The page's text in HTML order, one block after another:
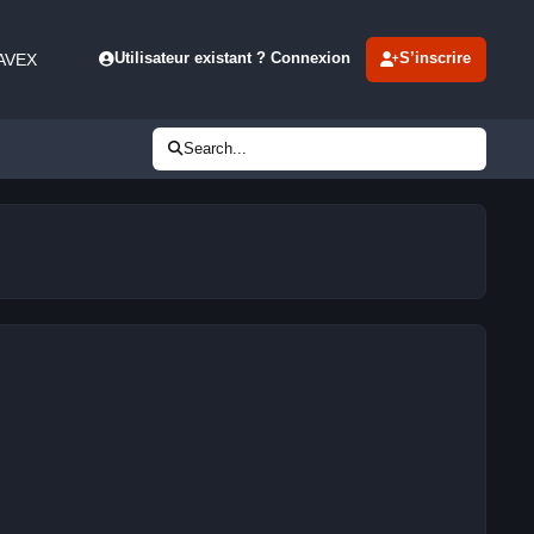
Utilisateur existant ? Connexion S’inscrire
Search...